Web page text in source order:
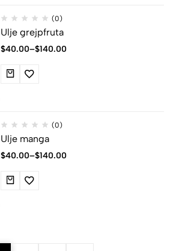
(0)
Ulje grejpfruta
$40.00–$140.00
(0)
Ulje manga
$40.00–$140.00